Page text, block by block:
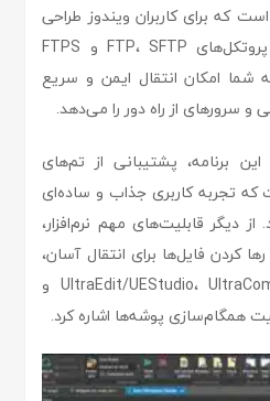
انتقال فایل‌ها از طریق FTP است که برای کاربران ویندوز طراحی
شده است. این نرم‌افزار از پروتکل‌های FTP، SFTP و FTPS
شما امکان انتقال ایمن و سریع
سرورهای از راه دور را می‌دهد.
برنامه، پشتیبانی از تم‌های
که تجربه کاربری جذاب و ساده‌ای
از دیگر قابلیت‌های مهم نرم‌افزار،
کردن فایل‌ها برای انتقال آسان،
ادغام با نرم‌افزارهای UltraEdit/UEStudio، UltraCompare و